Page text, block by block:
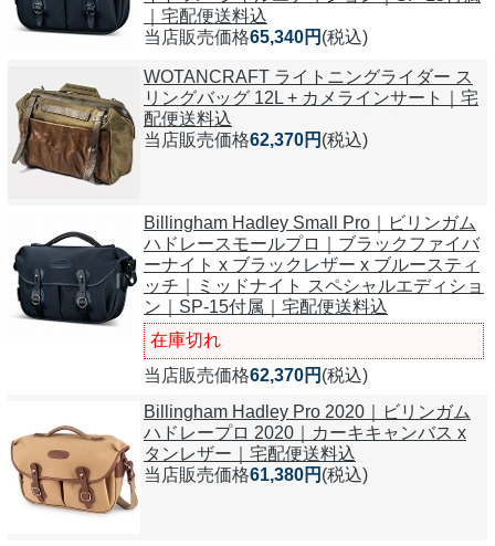
｜宅配便送料込
当店販売価格65,340円 (税込)
WOTANCRAFT ライトニングライダー ス
リングバッグ 12L + カメラインサート｜宅
配便送料込
当店販売価格62,370円 (税込)
Billingham Hadley Small Pro｜ビリンガム
ハドレースモールプロ｜ブラックファイバ
ーナイト x ブラックレザー x ブルースティ
ッチ｜ミッドナイト スペシャルエディショ
ン｜SP-15付属｜宅配便送料込
在庫切れ
当店販売価格62,370円 (税込)
Billingham Hadley Pro 2020｜ビリンガム
ハドレープロ 2020｜カーキキャンバス x
タンレザー｜宅配便送料込
当店販売価格61,380円 (税込)